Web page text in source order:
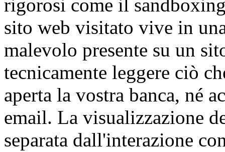
rigorosi come il
sito web visitato vive in
malevolo presente su un
tecnicamente leggere ciò
aperta la vostra banca, né
email. La visualizzazione
separata dall'interazione